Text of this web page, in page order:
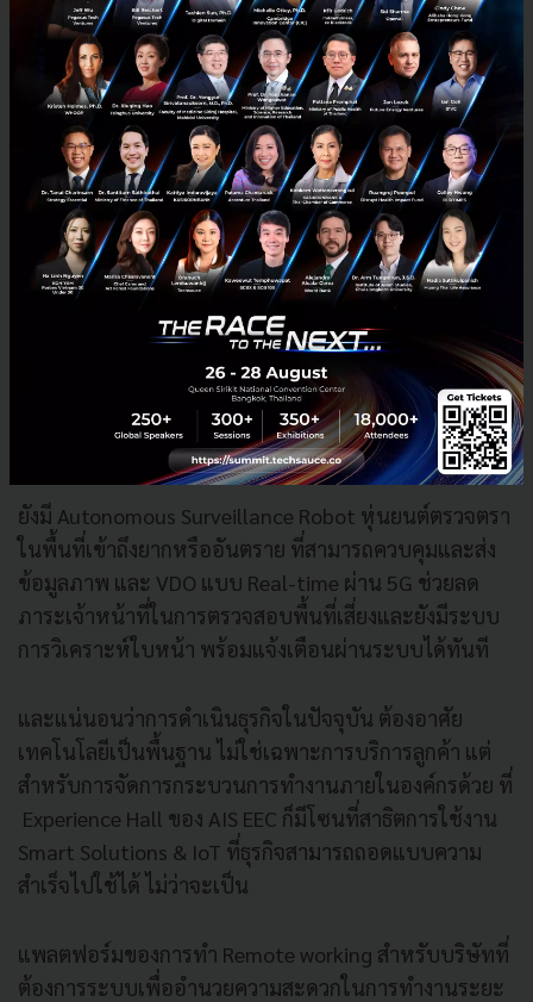
ไปวิเคราะห์ ช่วยให้ผู้ผลิตตัดสินใจทางธุรกิจได้อย่าง
รวดเร็ว และปรับปรุงกระบวนการผลิตให้มีประสิทธิภาพ
เพิ่มยิ่งขึ้น
ยังมี Autonomous Surveillance Robot หุ่นยนต์ตรวจตรา
ในพื้นที่เข้าถึงยากหรืออันตราย ที่สามารถควบคุมและส่ง
ข้อมูลภาพ และ VDO แบบ Real-time ผ่าน 5G ช่วยลด
ภาระเจ้าหน้าที่ในการตรวจสอบพื้นที่เสี่ยงและยังมีระบบ
การวิเคราะห์ใบหน้า พร้อมแจ้งเตือนผ่านระบบได้ทันที
และแน่นอนว่าการดำเนินธุรกิจในปัจจุบัน ต้องอาศัย
เทคโนโลยีเป็นพื้นฐาน ไม่ใช่เฉพาะการบริการลูกค้า แต่
สำหรับการจัดการกระบวนการทำงานภายในองค์กรด้วย ที่
Experience Hall ของ AIS EEC ก็มีโซนที่สาธิตการใช้งาน
Smart Solutions & IoT ที่ธุรกิจสามารถถอดแบบความ
สำเร็จไปใช้ได้ ไม่ว่าจะเป็น
แพลตฟอร์มของการทำ Remote working สำหรับบริษัทที่
ต้องการระบบเพื่ออำนวยความสะดวกในการทำงานระยะ